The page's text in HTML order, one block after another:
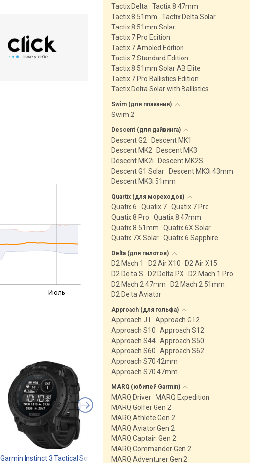
Июль
Garmin Instinct 3 Tactical Solar 45mmGarmin Instinct 2X Solar Tactical Edition
Tactix Delta
Tactix 8 47mm
Tactix 8 51mm
Tactix Delta Solar
Tactix 8 51mm Solar
Tactix 7 Pro Edition
Tactix 7 Amoled Edition
Tactix 7 Standard Edition
Tactix 8 51mm Solar AB Elite
Tactix 7 Pro Ballistics Edition
Tactix Delta Solar with Ballistics
Swim (для плавания)
Swim 2
Descent (для дайвинга)
Descent G2
Descent MK1
Descent MK2
Descent MK3
Descent MK2i
Descent MK2S
Descent G1 Solar
Descent MK3i 43mm
Descent MK3i 51mm
Quartix (для мореходов)
Quatix 6 Quatix 7 Quatix 7 Pro
Quatix 8 Pro
Quatix 8 47mm
Quatix 8 51mm
Quatix 6X Solar
Quatix 7X Solar Quatix 6 Sapphire
Delta (для пилотов)
D2 Mach 1 D2 Air X10
D2 Air X15
D2 Delta S
D2 Delta PX
D2 Mach 1 Pro
D2 Mach 2 47mm
D2 Mach 2 51mm
D2 Delta Aviator
Approach (для гольфа)
Approach J1
Approach G12
Approach S10
Approach S12
Approach S44 Approach S50
Approach S60
Approach S62
Approach S70 42mm
Approach S70 47mm
MARQ (юбилей Garmin)
MARQ Driver
MARQ Expedition
MARQ Golfer Gen 2
MARQ Athlete Gen 2
MARQ Aviator Gen 2
MARQ Captain Gen 2
MARQ Commander Gen 2
MARQ Adventurer Gen 2